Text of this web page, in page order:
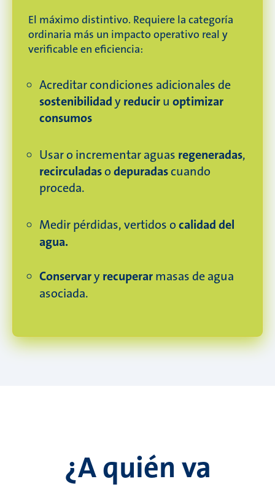
El máximo distintivo. Requiere la categoría
ordinaria más un impacto operativo real y
verificable en eficiencia:
Acreditar condiciones adicionales de
sostenibilidadyreduciru optimizar
consumos
Usar o incrementar aguas regeneradas,
recirculadasodepuradascuando
proceda.
Medir pérdidas, vertidos ocalidad del
agua.
Conservaryrecuperarmasas de agua
asociada.
¿A quién va